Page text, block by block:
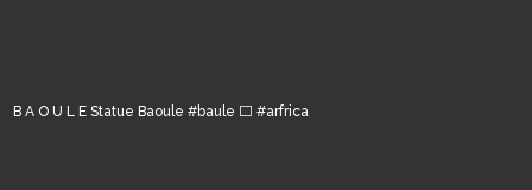
B A O U L E Statue Baoule #baule ⬜️ #arfrica